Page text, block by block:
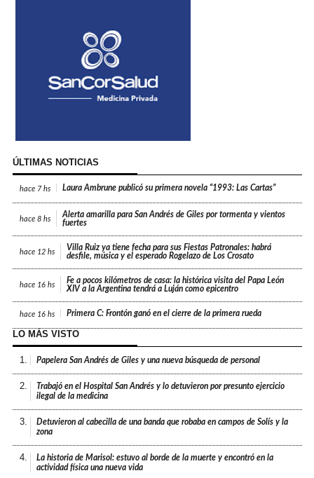
ÚLTIMAS NOTICIAS
hace 7 hs Laura Ambrune publicó su primera novela “1993: Las Cartas”
hace 8 hs
Alerta amarilla para San Andrés de Giles por tormenta y vientos
fuertes
hace 12 hs
Villa Ruiz ya tiene fecha para sus Fiestas Patronales: habrá
desfile, música y el esperado Rogelazo de Los Crosato
hace 16 hs
Fe a pocos kilómetros de casa: la histórica visita del Papa León
XIV a la Argentina tendrá a Luján como epicentro
hace 16 hs Primera C: Frontón ganó en el cierre de la primera rueda
LO MÁS VISTO
1. Papelera San Andrés de Giles y una nueva búsqueda de personal
2.
Trabajó en el Hospital San Andrés y lo detuvieron por presunto ejercicio
ilegal de la medicina
3.
Detuvieron al cabecilla de una banda que robaba en campos de Solís y la
zona
4.
La historia de Marisol: estuvo al borde de la muerte y encontró en la
actividad física una nueva vida